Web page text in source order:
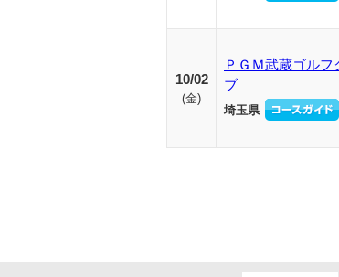
10/02
(金)
ＰＧＭ武蔵ゴルフ
ブ
埼玉県